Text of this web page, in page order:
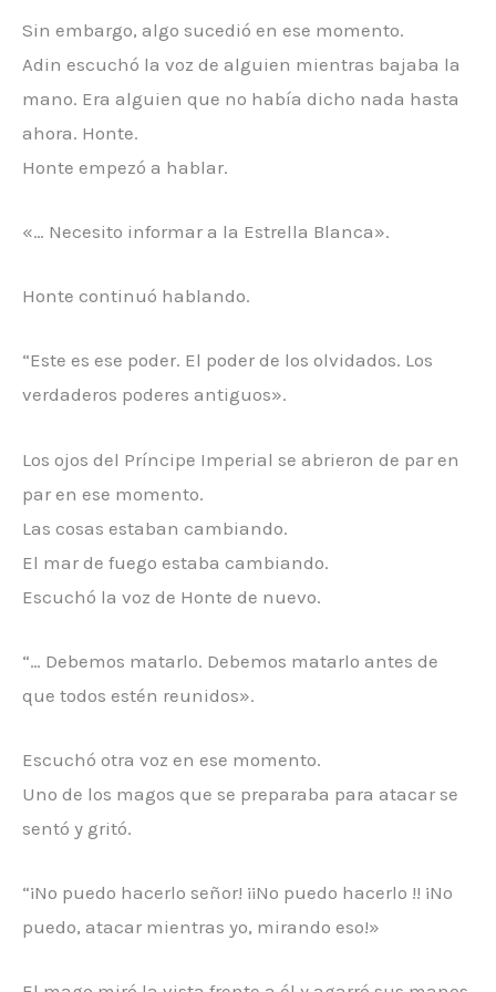
Sin embargo, algo sucedió en ese momento.
Adin escuchó la voz de alguien mientras bajaba la
mano. Era alguien que no había dicho nada hasta
ahora. Honte.
Honte empezó a hablar.
«… Necesito informar a la Estrella Blanca».
Honte continuó hablando.
“Este es ese poder. El poder de los olvidados. Los
verdaderos poderes antiguos».
Los ojos del Príncipe Imperial se abrieron de par en
par en ese momento.
Las cosas estaban cambiando.
El mar de fuego estaba cambiando.
Escuchó la voz de Honte de nuevo.
“… Debemos matarlo. Debemos matarlo antes de
que todos estén reunidos».
Escuchó otra voz en ese momento.
Uno de los magos que se preparaba para atacar se
sentó y gritó.
“¡No puedo hacerlo señor! ¡¡No puedo hacerlo !! ¡No
puedo, atacar mientras yo, mirando eso!»